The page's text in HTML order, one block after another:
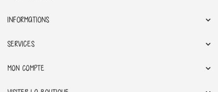
INFORMATIONS
SERVICES
MON COMPTE